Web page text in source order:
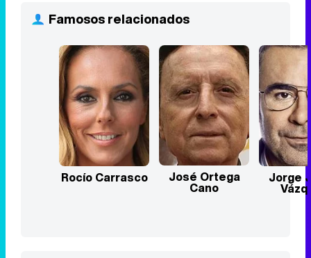
Famosos relacionados
Rocío Carrasco José Ortega
Cano
Jorge